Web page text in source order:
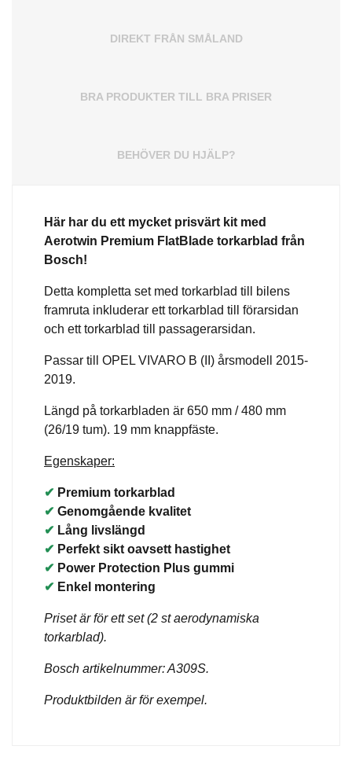
DIREKT FRÅN SMÅLAND
BRA PRODUKTER TILL BRA PRISER
BEHÖVER DU HJÄLP?
Här har du ett mycket prisvärt kit med
Aerotwin Premium FlatBlade torkarblad från
Bosch!
Detta kompletta set med torkarblad till bilens
framruta inkluderar ett torkarblad till förarsidan
och ett torkarblad till passagerarsidan.
Passar till OPEL VIVARO B (II) årsmodell 2015-
2019.
Längd på torkarbladen är 650 mm / 480 mm
(26/19 tum). 19 mm knappfäste.
Egenskaper:
✔ Premium torkarblad
✔ Genomgående kvalitet
✔ Lång livslängd
✔ Perfekt sikt oavsett hastighet
✔ Power Protection Plus gummi
✔ Enkel montering
Priset är för ett set (2 st aerodynamiska
torkarblad).
Bosch artikelnummer: A309S.
Produktbilden är för exempel.